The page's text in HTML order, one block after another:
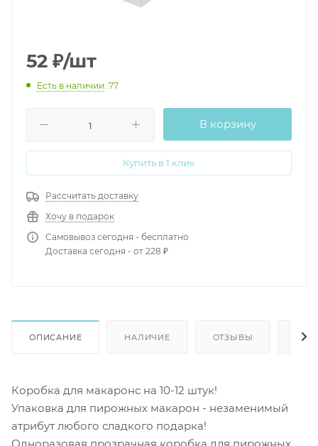
52 ₽/шт
Есть в наличии: 77
В корзину
Купить в 1 клик
Рассчитать доставку
Хочу в подарок
Самовывоз сегодня - бесплатно
Доставка сегодня - от 228 ₽
ОПИСАНИЕ НАЛИЧИЕ ОТЗЫВЫ
Коробка для макаронс на 10-12 штук!
Упаковка для пирожных макарон - незаменимый
атрибут любого сладкого подарка!
Одноразовая прозрачная коробка для пирожных